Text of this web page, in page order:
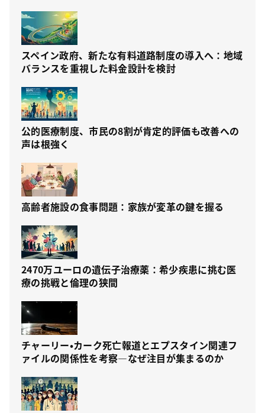
スペイン政府、新たな有料道路制度の導入へ：地域
バランスを重視した料金設計を検討
公的医療制度、市民の8割が肯定的評価も改善への
声は根強く
高齢者施設の食事問題：家族が変革の鍵を握る
2470万ユーロの遺伝子治療薬：希少疾患に挑む医
療の挑戦と倫理の狭間
チャーリー・カーク死亡報道とエプスタイン関連フ
ァイルの関係性を考察—なぜ注目が集まるのか